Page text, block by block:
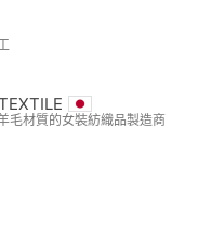
毛材質的女裝紡織品製造商